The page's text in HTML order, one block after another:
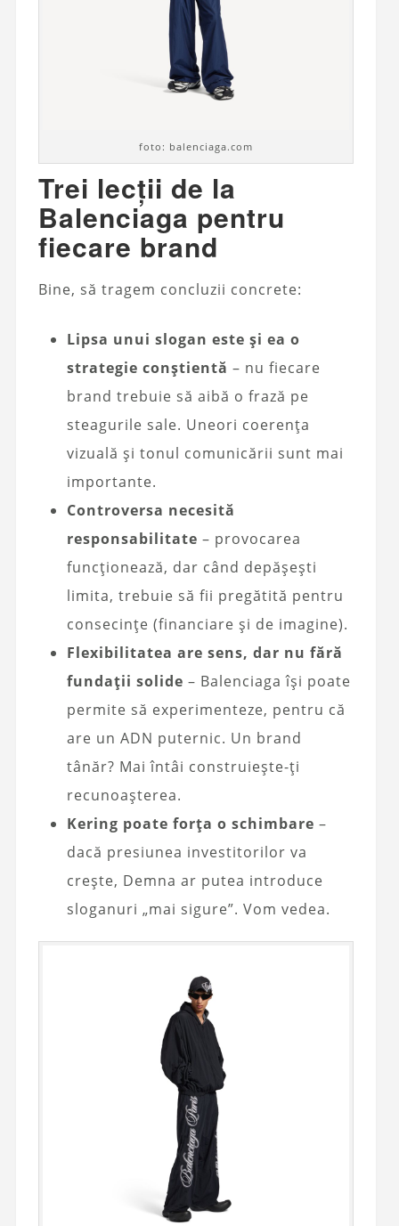
foto: balenciaga.com
Trei lecții de la
Balenciaga pentru
fiecare brand
Bine, să tragem concluzii concrete:
Lipsa unui slogan este și ea o
strategie conștientă – nu fiecare
brand trebuie să aibă o frază pe
steagurile sale. Uneori coerența
vizuală și tonul comunicării sunt mai
importante.
Controversa necesită
responsabilitate – provocarea
funcționează, dar când depășești
limita, trebuie să fii pregătită pentru
consecințe (financiare și de imagine).
Flexibilitatea are sens, dar nu fără
fundații solide – Balenciaga își poate
permite să experimenteze, pentru că
are un ADN puternic. Un brand
tânăr? Mai întâi construiește-ți
recunoașterea.
Kering poate forța o schimbare –
dacă presiunea investitorilor va
crește, Demna ar putea introduce
sloganuri „mai sigure”. Vom vedea.